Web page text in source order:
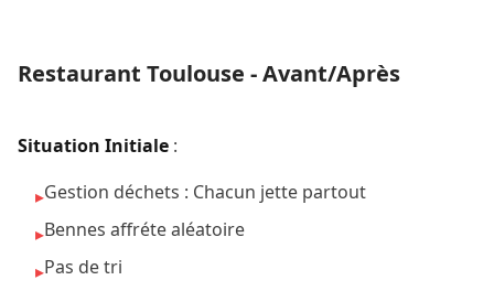
Restaurant Toulouse - Avant/Après
Situation Initiale :
▸Gestion déchets : Chacun jette partout
▸Bennes affréte aléatoire
▸Pas de tri